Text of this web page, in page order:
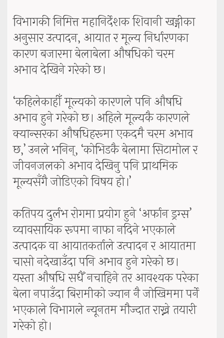
विभागकी निमित्त महानिर्देशक शिवानी खड्गीका
अनुसार उत्पादन, आयात र मूल्य निर्धारणका
कारण बजारमा बेलाबेला औषधिको चरम
अभाव देखिने गरेको छ।
‘कहिलेकाहीँ मूल्यको कारणले पनि औषधि
अभाव हुने गरेको छ। अहिले मूल्यकै कारणले
क्यान्सरका औषधिहरूमा एकदमै चरम अभाव
छ,’ उनले भनिन्, ‘कोभिडकै बेलामा सिटामोल र
जीवनजलको अभाव देखिनु पनि प्राथमिक
मूल्यसँगै जोडिएको विषय हो।’
कतिपय दुर्लभ रोगमा प्रयोग हुने ‘अर्फान ड्रग्स’
व्यावसायिक रूपमा नाफा नदिने भएकाले
उत्पादक वा आयातकर्ताले उत्पादन र आयातमा
चासो नदेखाउँदा पनि अभाव हुने गरेको छ।
यस्ता औषधि सधैँ नचाहिने तर आवश्यक परेका
बेला नपाउँदा बिरामीको ज्यान नै जोखिममा पर्ने
भएकाले विभागले न्यूनतम मौज्दात राख्ने तयारी
गरेको हो।